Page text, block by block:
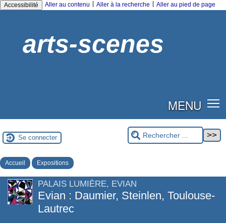
Accessibilité Aller au contenu Aller à la recherche Aller au pied de page
arts-scenes
MENU
Se connecter
Accueil Expositions
PALAIS LUMIÈRE, EVIAN
Evian : Daumier, Steinlen, Toulouse-
Lautrec